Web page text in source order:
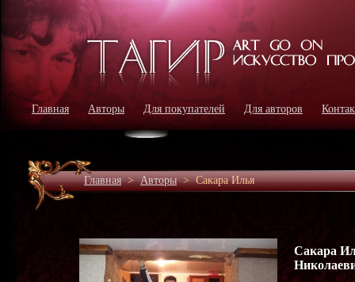
Главная Авторы Для покупателей Для авторов
Главная>Авторы>Сакара Илья
Сакара